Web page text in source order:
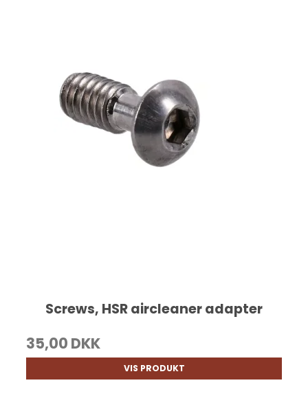
Screws, HSR aircleaner adapter
35,00 DKK
VIS PRODUKT